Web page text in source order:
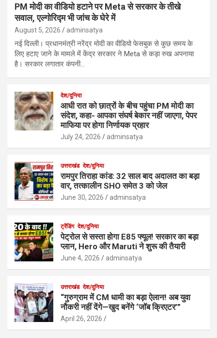
PM मोदी का वीडियो हटाने पर Meta से सरकार के तीखे
सवाल, एल्गोरिद्म भी जांच के घेरे में
August 5, 2026 adminsatya
नई दिल्ली। प्रधानमंत्री नरेंद्र मोदी का वीडियो फेसबुक से कुछ समय के
लिए हटाए जाने के मामले में केंद्र सरकार ने Meta से कड़ा रुख अपनाया
है। सरकार लगातार कंपनी…
देश/दुनिया
आधी रात को छात्रों के बीच पहुंचा PM मोदी का
संदेश, कहा- आपका संघर्ष बेकार नहीं जाएगा, पेपर
माफिया पर होगा निर्णायक प्रहार
July 24, 2026 adminsatya
उत्तराखंड देश/दुनिया
रामपुर तिराहा कांड: 32 साल बाद अदालत का बड़ा
वार, तत्कालीन SHO समेत 3 को जेल
June 30, 2026 adminsatya
ट्रेंडिंग देश/दुनिया
पेट्रोल से सस्ता होगा E85 फ्यूल! सरकार का बड़ा
प्लान, Hero और Maruti ने शुरू की तैयारी
June 4, 2026 adminsatya
उत्तराखंड देश/दुनिया
“गुरुग्राम में CM धामी का बड़ा ऐलान! अब युवा
नौकरी नहीं देंगे—खुद बनेंगे ‘जॉब क्रिएटर’”
April 26, 2026